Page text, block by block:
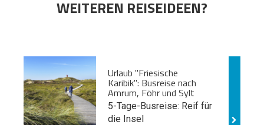
WEITEREN REISEIDEEN?
Urlaub "Friesische
Karibik": Busreise nach
Amrum, Föhr und Sylt
5-Tage-Busreise: Reif für
die Insel